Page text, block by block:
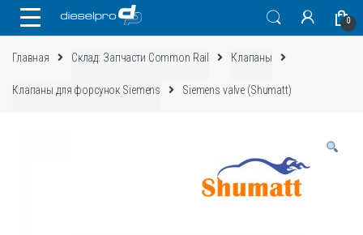
0
Главная Склад: Запчасти Common Rail Клапаны
Клапаны для форсунок Siemens Siemens valve (Shumatt)